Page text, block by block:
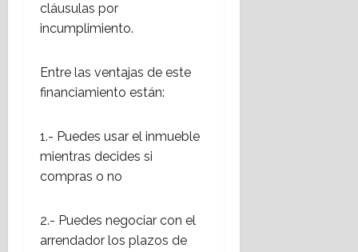
cláusulas por
incumplimiento.
Entre las ventajas de este
financiamiento están:
1.- Puedes usar el inmueble
mientras decides si
compras o no
2.- Puedes negociar con el
arrendador los plazos de